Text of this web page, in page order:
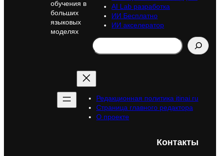
обучения в
больших
языковых
моделях
AI Lab разработка
ИИ Бесплатно
ИИ акселератор
Search
Редакционная политика itinai.ru
Страница главного редактора
О проекте
Контакты